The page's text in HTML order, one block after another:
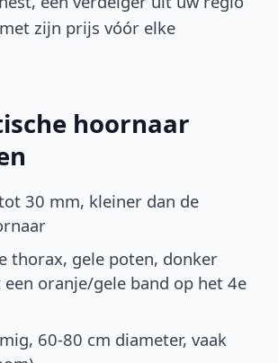
zijn prijs vóór elke
hoornaar
30 mm, kleiner dan de
thorax, gele poten, donker
oranje/gele band op het 4e
60-80 cm diameter, vaak